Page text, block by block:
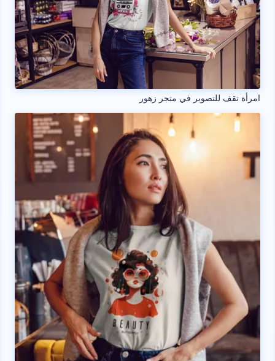
امرأة تقف للتصوير في متجر زهور